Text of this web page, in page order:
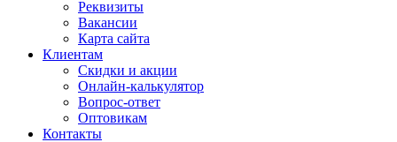
Реквизиты
Вакансии
Карта сайта
Клиентам
Скидки и акции
Онлайн-калькулятор
Вопрос-ответ
Оптовикам
Контакты